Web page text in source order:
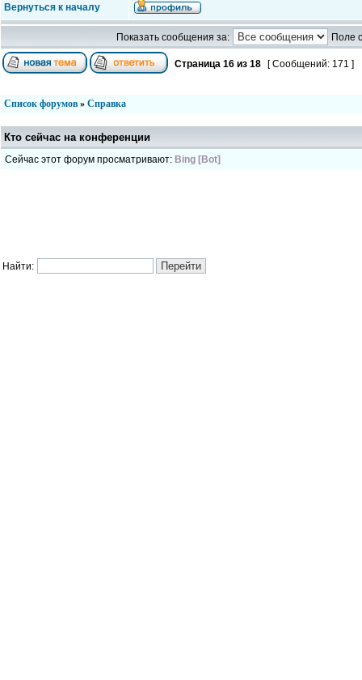
Вернуться к началу
Показать сообщения за: Поле
Страница 16 из 18 [ Сообщений: 171 ]
Список форумов » Справка
Кто сейчас на конференции
Сейчас этот форум просматривают: Bing [Bot]
Найти: